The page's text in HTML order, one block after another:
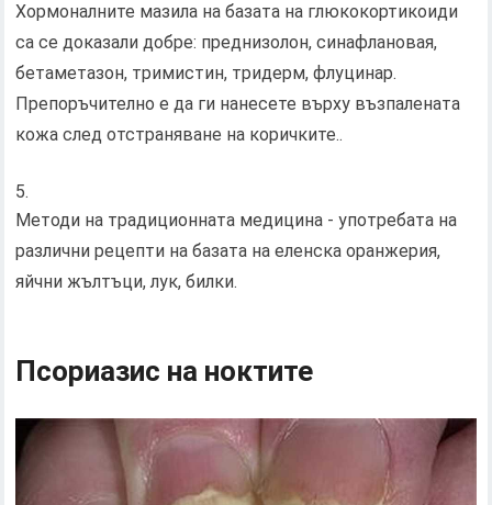
Хормоналните мазила на базата на глюкокортикоиди
са се доказали добре: преднизолон, синафлановая,
бетаметазон, тримистин, тридерм, флуцинар.
Препоръчително е да ги нанесете върху възпалената
кожа след отстраняване на коричките..
Методи на традиционната медицина - употребата на
различни рецепти на базата на еленска оранжерия,
яйчни жълтъци, лук, билки.
Псориазис на ноктите